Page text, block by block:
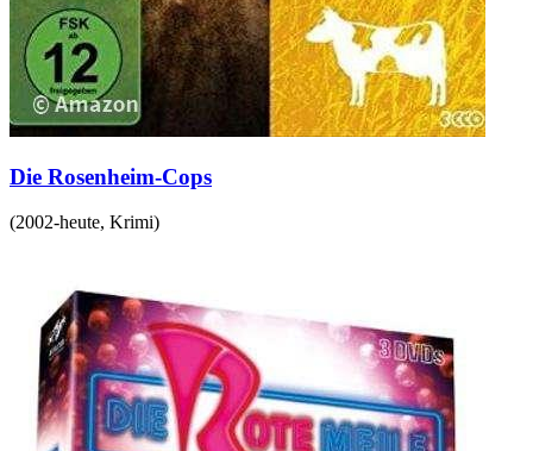
Die Rosenheim-Cops
(2002-heute, Krimi)